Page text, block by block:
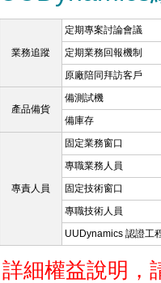
業務追蹤
定期專案討論會議
定期業務回報機制
原廠陪同拜訪客戶
產品備貨
備測試機
備庫存
專責人員
固定業務窗口
專職業務人員
固定技術窗口
專職技術人員
UUDynamics 認證工
詳細權益說明，